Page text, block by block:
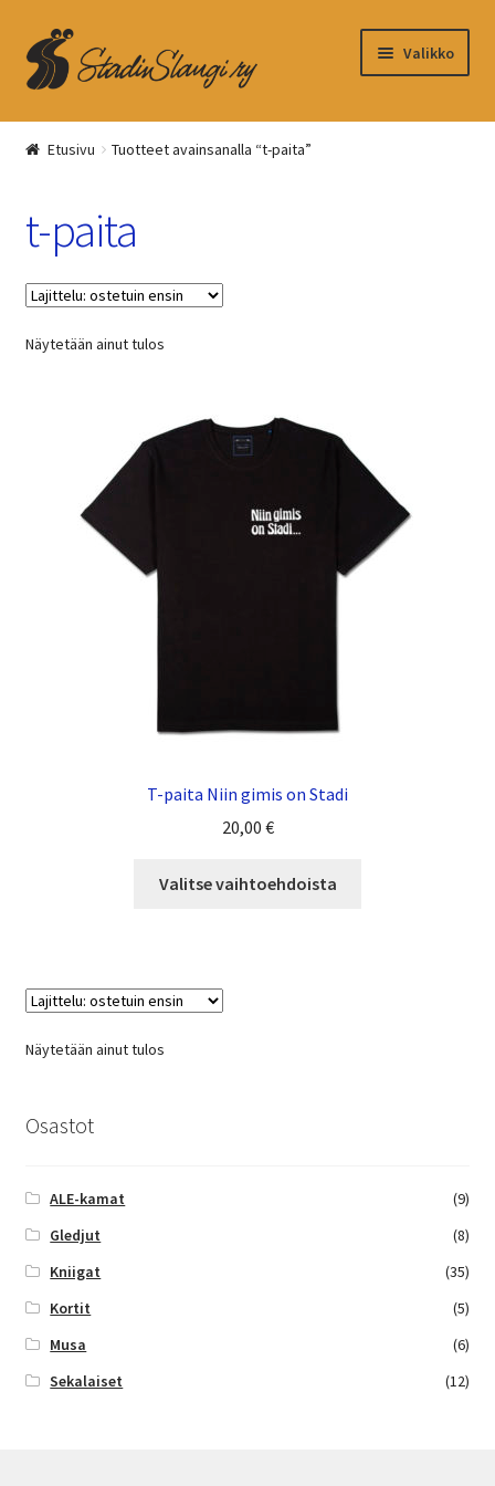
Siirry
navigointiin
Siirry
sisältöön
Valikko
Kassa
Etusivu Tuotteet avainsanalla “t-paita”
t-paita
Näytetään ainut tulos
T-paita Niin gimis on Stadi
20,00 €
Valitse vaihtoehdoista
Näytetään ainut tulos
Osastot
ALE-kamat
(9)
Gledjut
(8)
Kniigat
(35)
Kortit
(5)
Musa
(6)
Sekalaiset
(12)